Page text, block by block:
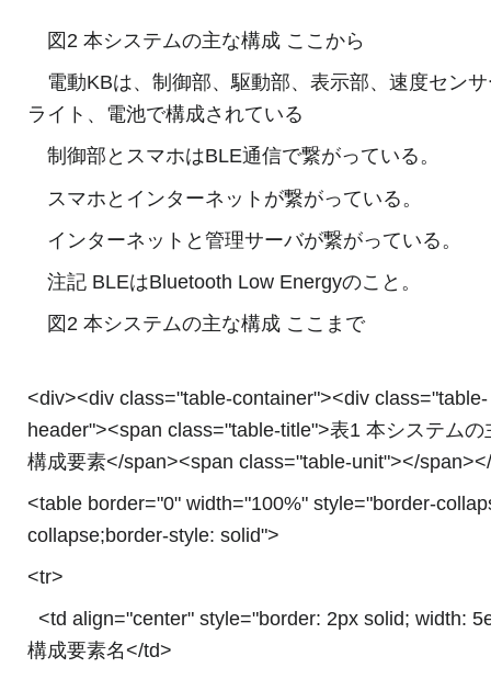
図2 本システムの主な構成 ここから
電動KBは、制御部、駆動部、表示部、速度セン
ライト、電池で構成されている
制御部とスマホはBLE通信で繋がっている。
スマホとインターネットが繋がっている。
インターネットと管理サーバが繋がっている。
注記 BLEはBluetooth Low Energyのこと。
図2 本システムの主な構成 ここまで
<div><div class="table-container"><div class="table-
header"><span class="table-title">表1 本システムの
構成要素</span><span class="table-unit"></
<table border="0" width="100%" style="border-
collapse;border-style: solid">
<tr>
<td align="center" style="border: 2px solid; width:
構成要素名</td>